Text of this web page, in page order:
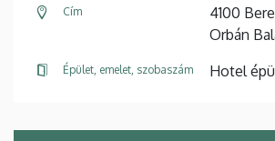
Cím
4100
Orbán
Épület, emelet, szobaszám Hotel